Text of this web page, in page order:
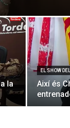
la
EL SHOW
Així és